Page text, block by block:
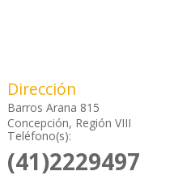
Dirección
Barros Arana 815
Concepción, Región VIII
Teléfono(s):
(41)2229497